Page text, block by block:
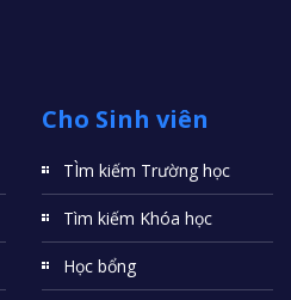
Cho Sinh viên
TÌm kiếm Trường học
Tìm kiếm Khóa học
Học bổng